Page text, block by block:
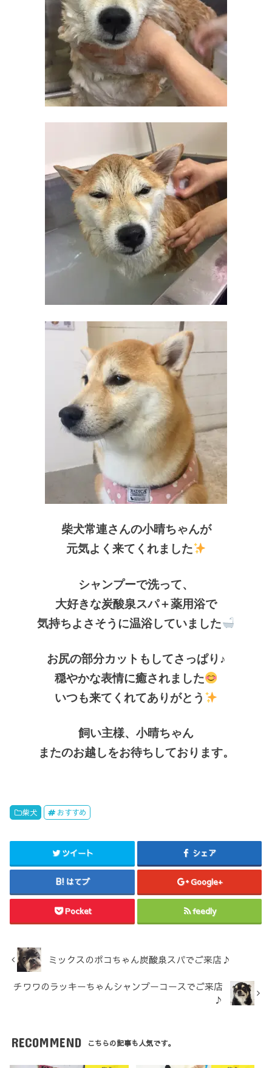
柴犬常連さんの小晴ちゃんが
元気よく来てくれました
シャンプーで洗って、
大好きな炭酸泉スパ＋薬用浴で
気持ちよさそうに温浴していました
お尻の部分カットもしてさっぱり♪
穏やかな表情に癒されました
いつも来てくれてありがとう
飼い主様、小晴ちゃん
またのお越しをお待ちしております。
柴犬 おすすめ
ツイート シェア
はてブ Google+
Pocket feedly
ミックスのポコちゃん炭酸泉スパでご来店♪
チワワのラッキーちゃんシャンプーコースでご来店
♪
RECOMMEND こちらの記事も人気です。